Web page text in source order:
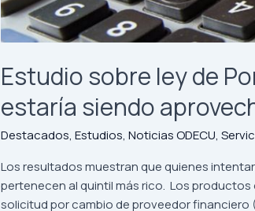
Estudio sobre ley de
estaría siendo
Destacados, Estudios, Noticias ODECU,
Los resultados muestran que quienes
pertenecen al quintil más rico. Los
solicitud por cambio de proveedor